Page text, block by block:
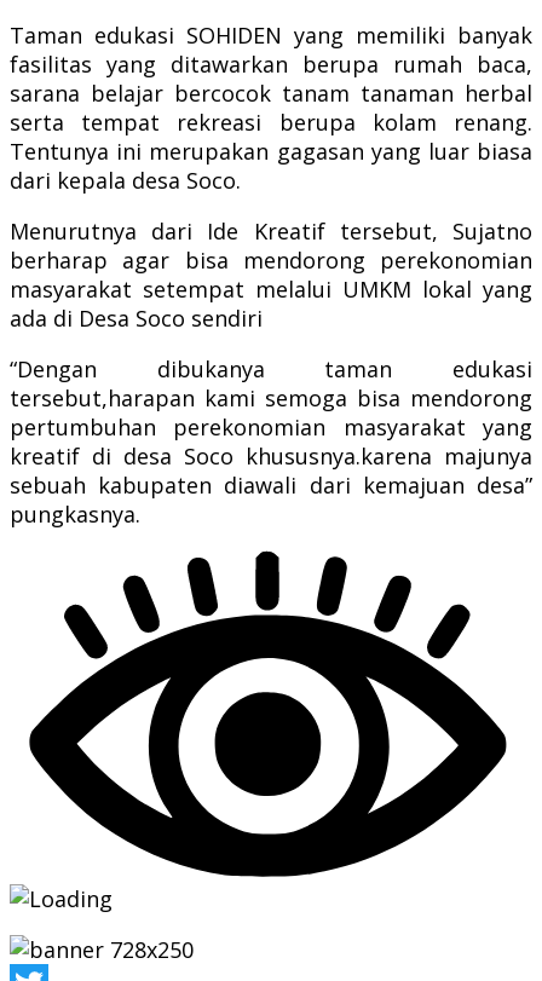
Taman edukasi SOHIDEN yang memiliki banyak
fasilitas yang ditawarkan berupa rumah baca,
sarana belajar bercocok tanam tanaman herbal
serta tempat rekreasi berupa kolam renang.
Tentunya ini merupakan gagasan yang luar biasa
dari kepala desa Soco.
Menurutnya dari Ide Kreatif tersebut, Sujatno
berharap agar bisa mendorong perekonomian
masyarakat setempat melalui UMKM lokal yang
ada di Desa Soco sendiri
“Dengan dibukanya taman edukasi
tersebut,harapan kami semoga bisa mendorong
pertumbuhan perekonomian masyarakat yang
kreatif di desa Soco khususnya.karena majunya
sebuah kabupaten diawali dari kemajuan desa”
pungkasnya.